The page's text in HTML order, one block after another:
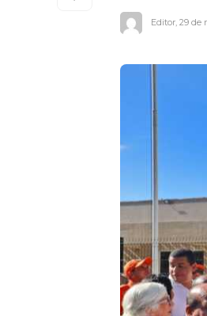
Editor, 29 de